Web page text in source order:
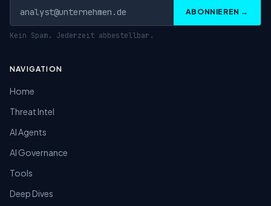
ABONNIEREN →
Kein Spam. Jederzeit abbestellbar.
NAVIGATION
Home
Threat Intel
AI Agents
AI Governance
Tools
Deep Dives